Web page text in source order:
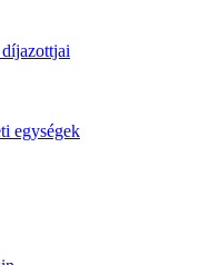
egységek